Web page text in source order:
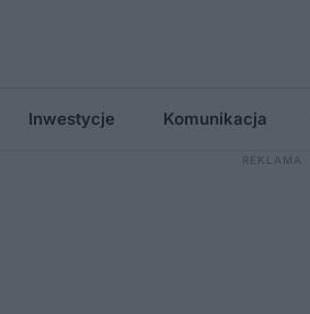
Inwestycje Komunikacja